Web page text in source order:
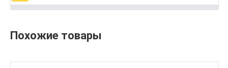
Похожие товары